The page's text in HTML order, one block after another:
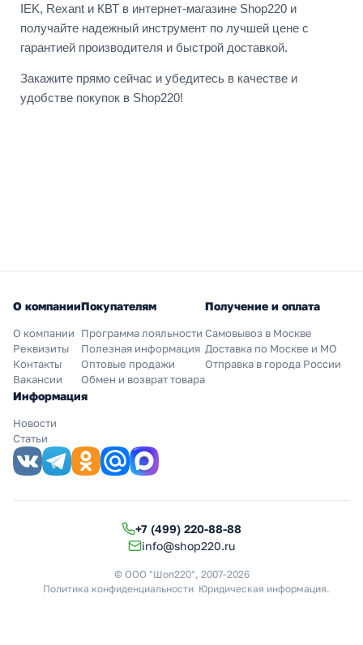
IEK, Rexant и КВТ в интернет-магазине Shop220 и
получайте надежный инструмент по лучшей цене с
гарантией производителя и быстрой доставкой.
Закажите прямо сейчас и убедитесь в качестве и
удобстве покупок в Shop220!
О компании
О компании
Реквизиты
Контакты
Вакансии
Покупателям
Программа лояльности
Полезная информация
Оптовые продажи
Обмен и возврат товара
Получение и оплата
Самовывоз в Москве
Доставка по Москве и МО
Отправка в города России
Информация
Новости
Статьи
+7 (499) 220-88-88
info@shop220.ru
© ООО "Шоп220", 2007-2026
Политика конфиденциальности Юридическая информация.